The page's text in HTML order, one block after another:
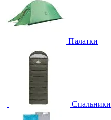
Палатки
Спальники